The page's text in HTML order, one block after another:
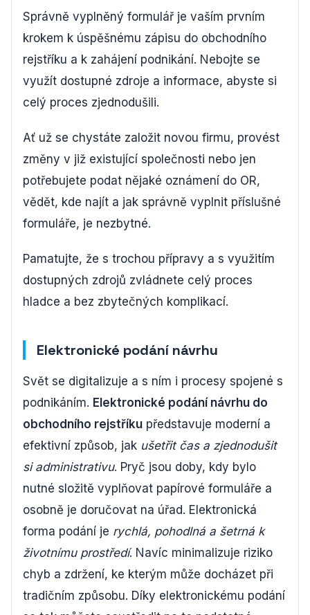
Správně vyplněný formulář je vaším prvním
krokem k úspěšnému zápisu do obchodního
rejstříku a k zahájení podnikání. Nebojte se
využít dostupné zdroje a informace, abyste si
celý proces zjednodušili.
Ať už se chystáte založit novou firmu, provést
změny v již existující společnosti nebo jen
potřebujete podat nějaké oznámení do OR,
vědět, kde najít a jak správně vyplnit příslušné
formuláře, je nezbytné.
Pamatujte, že s trochou přípravy a s využitím
dostupných zdrojů zvládnete celý proces
hladce a bez zbytečných komplikací.
Elektronické podání návrhu
Svět se digitalizuje a s ním i procesy spojené s
podnikáním. Elektronické podání návrhu do
obchodního rejstříku představuje moderní a
efektivní způsob, jak ušetřit čas a zjednodušit
si administrativu. Pryč jsou doby, kdy bylo
nutné složitě vyplňovat papírové formuláře a
osobně je doručovat na úřad. Elektronická
forma podání je rychlá, pohodlná a šetrná k
životnímu prostředí. Navíc minimalizuje riziko
chyb a zdržení, ke kterým může docházet při
tradičním způsobu. Díky elektronickému podání